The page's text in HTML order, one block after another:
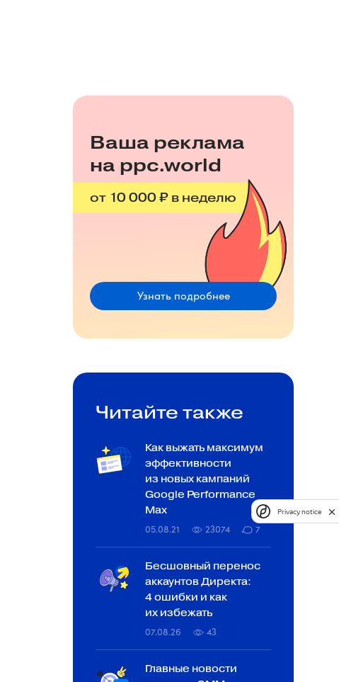
Ваша реклама
на ppc.world
от 10 000 ₽ в неделю
Узнать подробнее
Читайте также
Как выжать максимум
эффективности
из новых кампаний
Google Performance
Max
05.08.21 23074 7
Бесшовный перенос
аккаунтов Директа:
4 ошибки и как
их избежать
07.08.26 43
Главные новости
Privacy notice